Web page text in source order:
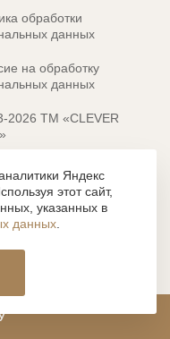
обработки
данных
на обработку
данных
2026 ТМ «CLEVER
сайта: MACHAON
отраженное на сайте
текстом,
и т.д., являются
которых, без
и без активной
действующим
Яндекс
этот сайт,
указанных в
данных